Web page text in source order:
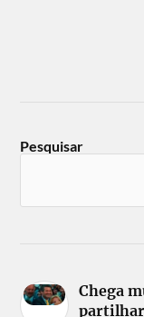
Pesquisar
Chega
partilhar